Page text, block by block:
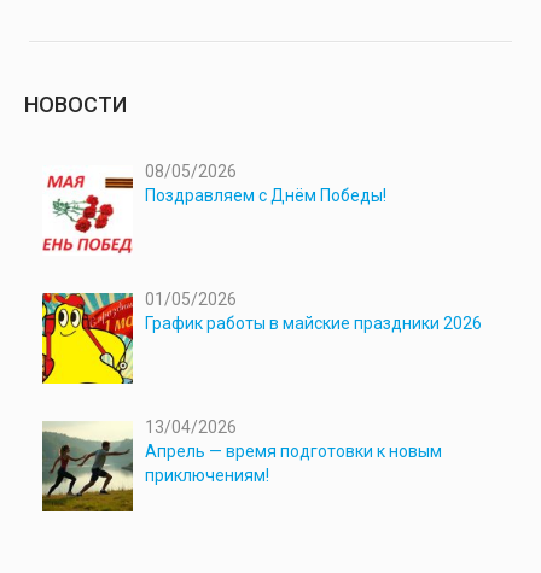
НОВОСТИ
08/05/2026
Поздравляем с Днём Победы!
01/05/2026
График работы в майские праздники 2026
13/04/2026
Апрель — время подготовки к новым
приключениям!